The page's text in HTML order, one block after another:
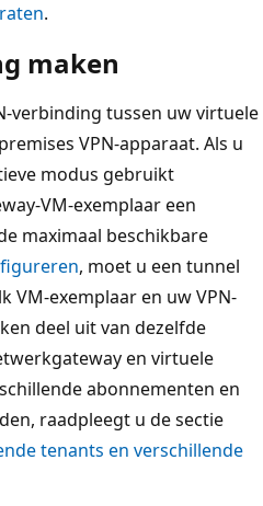
.
maken
verbinding tussen uw virtuele
VPN-apparaat. Als u
modus gebruikt
VM-exemplaar een
maximaal beschikbare
, moet u een tunnel
VM-exemplaar en uw VPN-
deel uit van dezelfde
en virtuele
abonnementen en
raadpleegt u de sectie
tenants en verschillende